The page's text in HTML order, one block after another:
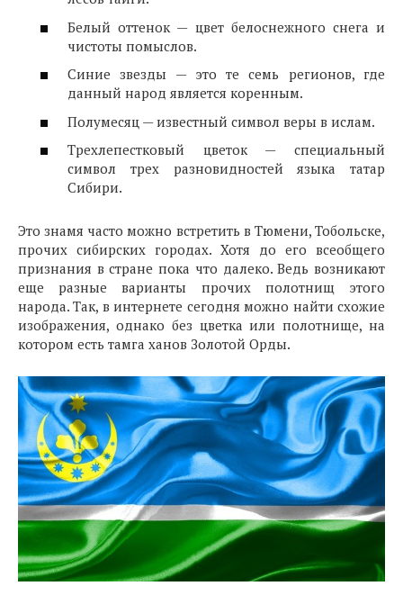
Белый оттенок — цвет белоснежного снега и
чистоты помыслов.
Синие звезды — это те семь регионов, где
данный народ является коренным.
Полумесяц — известный символ веры в ислам.
Трехлепестковый цветок — специальный
символ трех разновидностей языка татар
Сибири.
Это знамя часто можно встретить в Тюмени, Тобольске,
прочих сибирских городах. Хотя до его всеобщего
признания в стране пока что далеко. Ведь возникают
еще разные варианты прочих полотнищ этого
народа. Так, в интернете сегодня можно найти схожие
изображения, однако без цветка или полотнище, на
котором есть тамга ханов Золотой Орды.